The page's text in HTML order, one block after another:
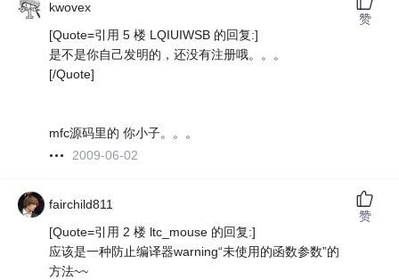
kwovex
[Quote=引用 5 楼 LQIUIWSB 的回复:]
是不是你自己发明的，还没有注册哦。。。
[/Quote]
mfc源码里的 你小子。。。
2009-06-02
赞
fairchild811
[Quote=引用 2 楼 ltc_mouse 的回复:]
应该是一种防止编译器warning“未使用的函数参数”的
方法~~
赞